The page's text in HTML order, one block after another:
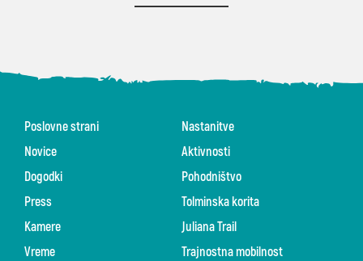
Poslovne strani
Novice
Dogodki
Press
Kamere
Vreme
Nastanitve
Aktivnosti
Pohodništvo
Tolminska korita
Juliana Trail
Trajnostna mobilnost